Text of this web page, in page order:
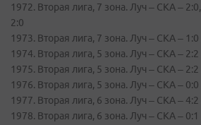
1972. Вторая лига, 7 зона. Луч – СКА –
2:0
1973. Вторая лига, 7 зона. Луч – СКА –
1974. Вторая лига, 5 зона. Луч – СКА –
1975. Вторая лига, 5 зона. Луч – СКА –
1976. Вторая лига, 5 зона. Луч – СКА –
1977. Вторая лига, 6 зона. Луч – СКА –
1978. Вторая лига, 6 зона. Луч – СКА –